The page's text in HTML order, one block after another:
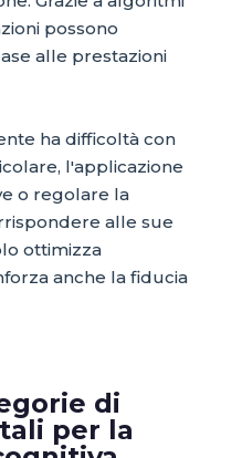
possono
alle prestazioni
ha difficoltà con
l'applicazione
o regolare la
alle sue
ottimizza
anche la fiducia
di
per la